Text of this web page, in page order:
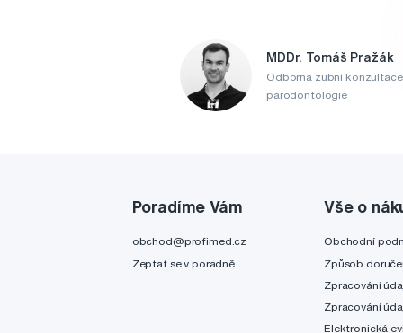
MDDr. Tomáš Pražák
Odborná zubní konzultace
parodontologie
Poradíme Vám
obchod@profimed.cz
Zeptat se v poradně
Vše o
Obchodní
Způsob
Zpracování
Zpracování
Elektronická